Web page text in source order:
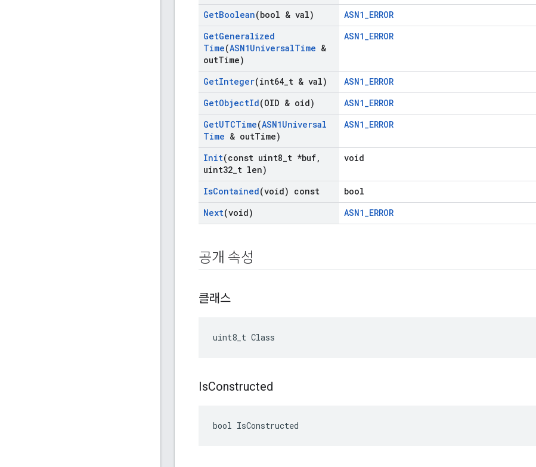
GetBoolean(bool & val)
ASN1_ERROR
GetGeneralized
Time(ASN1UniversalTime &
outTime)
ASN1_ERROR
GetInteger(int64 t & val)
ASN1_ERROR
GetObjectId(OID & oid)
ASN1_ERROR
GetUTCTime(ASN1Universal
Time & outTime)
ASN1_ERROR
Init(const uint8 t *buf,
uint32 t len)
void
IsContained(void) const
bool
Next(void) ASN1_ERROR
공개 속성
클래스
uint8_t Class
IsConstructed
bool IsConstructed